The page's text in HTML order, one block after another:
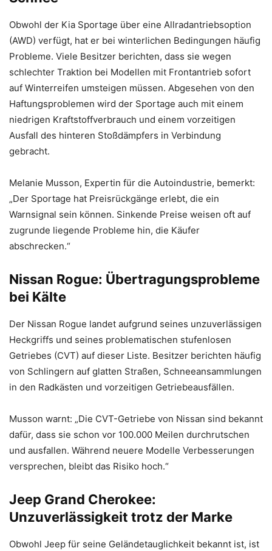
Obwohl der Kia Sportage über eine Allradantriebsoption
(AWD) verfügt, hat er bei winterlichen Bedingungen häufig
Probleme. Viele Besitzer berichten, dass sie wegen
schlechter Traktion bei Modellen mit Frontantrieb sofort
auf Winterreifen umsteigen müssen. Abgesehen von den
Haftungsproblemen wird der Sportage auch mit einem
niedrigen Kraftstoffverbrauch und einem vorzeitigen
Ausfall des hinteren Stoßdämpfers in Verbindung
gebracht.
Melanie Musson, Expertin für die Autoindustrie, bemerkt:
„Der Sportage hat Preisrückgänge erlebt, die ein
Warnsignal sein können. Sinkende Preise weisen oft auf
zugrunde liegende Probleme hin, die Käufer
abschrecken.“
Nissan Rogue: Übertragungsprobleme
bei Kälte
Der Nissan Rogue landet aufgrund seines unzuverlässigen
Heckgriffs und seines problematischen stufenlosen
Getriebes (CVT) auf dieser Liste. Besitzer berichten häufig
von Schlingern auf glatten Straßen, Schneeansammlungen
in den Radkästen und vorzeitigen Getriebeausfällen.
Musson warnt: „Die CVT-Getriebe von Nissan sind bekannt
dafür, dass sie schon vor 100.000 Meilen durchrutschen
und ausfallen. Während neuere Modelle Verbesserungen
versprechen, bleibt das Risiko hoch.“
Jeep Grand Cherokee:
Unzuverlässigkeit trotz der Marke
Obwohl Jeep für seine Geländetauglichkeit bekannt ist, ist